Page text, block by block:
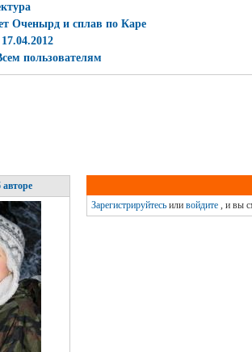
Оченырд и сплав по Каре
17.04.2012
пользователям
Зарегистрируйтесьили войдите, и вы